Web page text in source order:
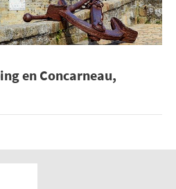
en Concarneau,